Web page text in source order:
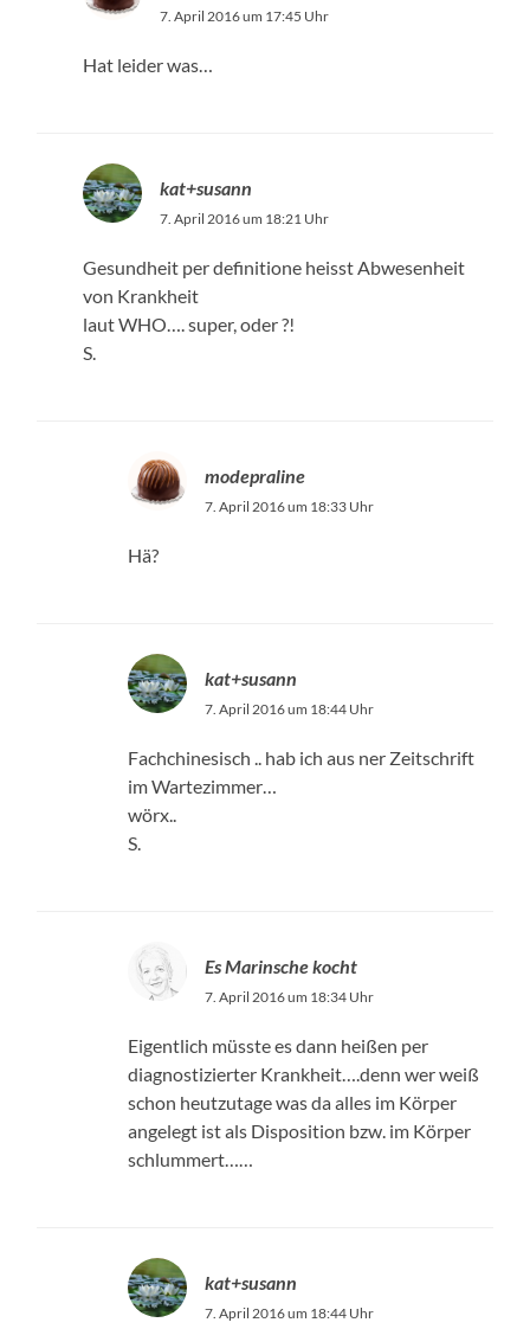
7. April 2016 um 17:45 Uhr
Hat leider was…
kat+susann
7. April 2016 um 18:21 Uhr
Gesundheit per definitione heisst Abwesenheit
von Krankheit
laut WHO…. super, oder ?!
S.
modepraline
7. April 2016 um 18:33 Uhr
Hä?
kat+susann
7. April 2016 um 18:44 Uhr
Fachchinesisch .. hab ich aus ner Zeitschrift
im Wartezimmer…
wörx..
S.
Es Marinsche kocht
7. April 2016 um 18:34 Uhr
Eigentlich müsste es dann heißen per
diagnostizierter Krankheit….denn wer weiß
schon heutzutage was da alles im Körper
angelegt ist als Disposition bzw. im Körper
schlummert……
kat+susann
7. April 2016 um 18:44 Uhr